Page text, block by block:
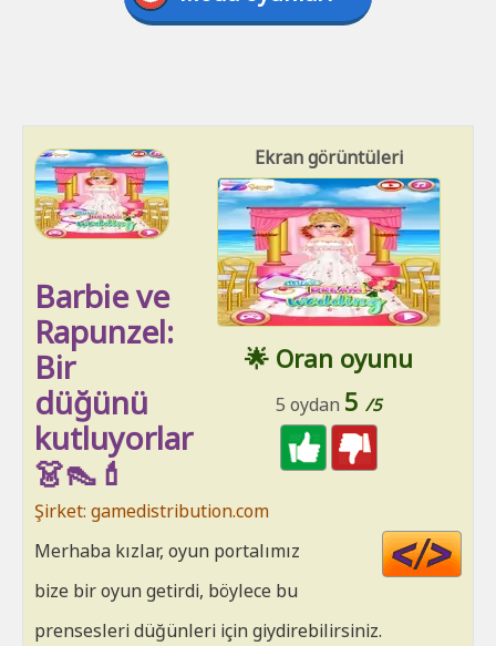
Ekran görüntüleri
🌟 Oran oyunu
5 oydan 5 /5
Barbie ve
Rapunzel:
Bir
düğünü
kutluyorlar
👗👠💄
Şirket: gamedistribution.com
Merhaba kızlar, oyun portalımız
bize bir oyun getirdi, böylece bu
prensesleri düğünleri için giydirebilirsiniz.